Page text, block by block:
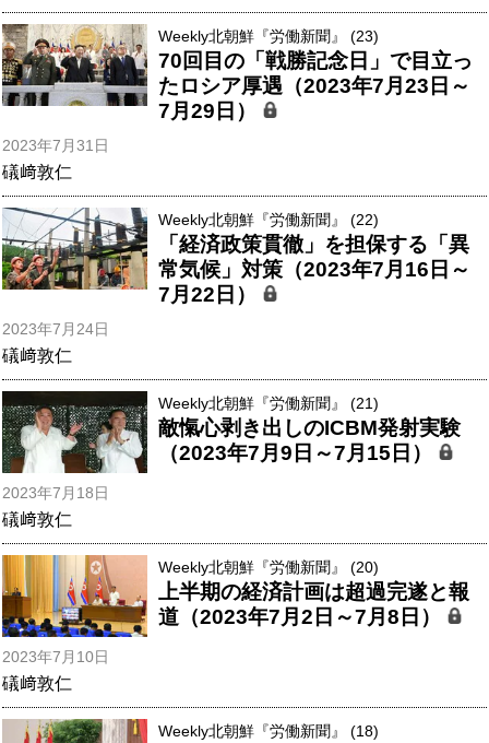
Weekly北朝鮮『労働新聞』 (23)
70回目の「戦勝記念日」で目立っ
たロシア厚遇（2023年7月23日～
7月29日）
2023年7月31日
礒﨑敦仁
Weekly北朝鮮『労働新聞』 (22)
「経済政策貫徹」を担保する「異
常気候」対策（2023年7月16日～
7月22日）
2023年7月24日
礒﨑敦仁
Weekly北朝鮮『労働新聞』 (21)
敵愾心剥き出しのICBM発射実験
（2023年7月9日～7月15日）
2023年7月18日
礒﨑敦仁
Weekly北朝鮮『労働新聞』 (20)
上半期の経済計画は超過完遂と報
道（2023年7月2日～7月8日）
2023年7月10日
礒﨑敦仁
Weekly北朝鮮『労働新聞』 (18)